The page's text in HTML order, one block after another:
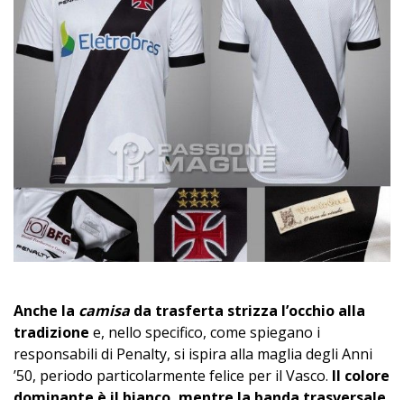
Anche la camisa da trasferta strizza l’occhio alla
tradizione e, nello specifico, come spiegano i
responsabili di Penalty, si ispira alla maglia degli Anni
’50, periodo particolarmente felice per il Vasco. Il colore